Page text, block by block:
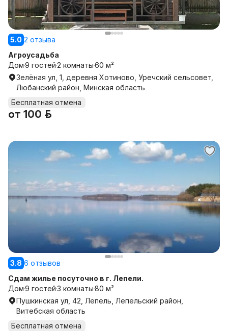
5.0 2 отзыва
Агроусадьба
Дом9 гостей2 комнаты60 м²
Зелёная ул, 1, деревня Хотиново, Уречский сельсовет,
Любанский район, Минская область
Бесплатная отмена
от 100 р.
3.8 6 отзывов
Сдам жилье посуточно в г. Лепели.
Дом9 гостей3 комнаты80 м²
Пушкинская ул, 42, Лепель, Лепельский район,
Витебская область
Бесплатная отмена